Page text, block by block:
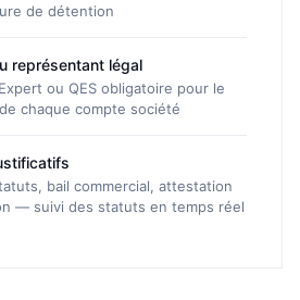
de détention
représentant légal
ou QES obligatoire pour le
chaque compte société
bail commercial, attestation
— suivi des statuts en temps réel